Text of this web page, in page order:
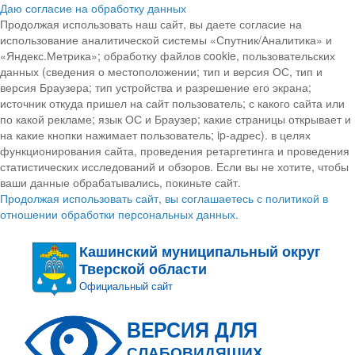
Даю согласие на обработку данных
Продолжая использовать наш сайт, вы даете согласие на
использование аналитической системы «Спутник/Аналитика» и
«Яндекс.Метрика»; обработку файлов cookie, пользовательских
данных (сведения о местоположении; тип и версия ОС, тип и
версия Браузера; тип устройства и разрешение его экрана;
источник откуда пришел на сайт пользователь; с какого сайта или
по какой рекламе; язык ОС и Браузер; какие страницы открывает и
на какие кнопки нажимает пользователь; ip-адрес). в целях
функционирования сайта, проведения ретаргетинга и проведения
статистических исследований и обзоров. Если вы не хотите, чтобы
ваши данные обрабатывались, покиньте сайт.
Продолжая использовать сайт, вы соглашаетесь с политикой в
отношении обработки персональных данных.